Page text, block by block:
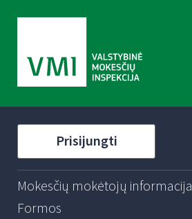
Prisijungti
Mokesčių mokėtojų informacija
Formos